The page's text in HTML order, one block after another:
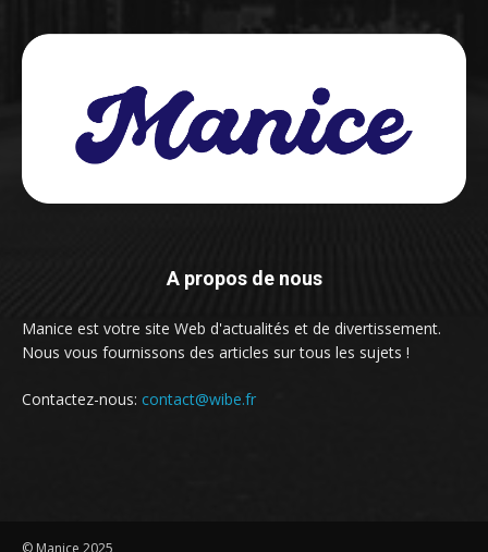
A propos de nous
Manice est votre site Web d'actualités et de divertissement.
Nous vous fournissons des articles sur tous les sujets !
Contactez-nous: contact@wibe.fr
© Manice 2025